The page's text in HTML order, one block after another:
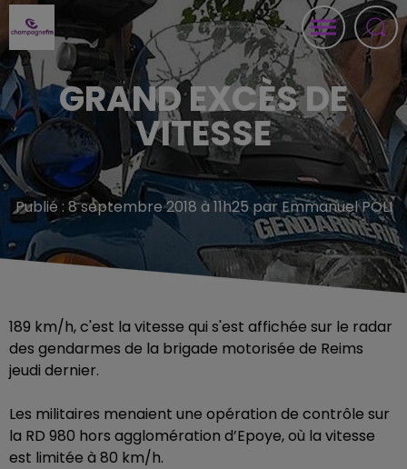
GRAND EXCÈS DE
VITESSE
Publié : 8 septembre 2018 à 11h25 par Emmanuel POLI
189 km/h, c'est la vitesse qui s'est affichée sur le radar
des gendarmes de la brigade motorisée de Reims
jeudi dernier.
Les militaires menaient une opération de contrôle sur
la RD 980 hors agglomération d’Epoye, où la vitesse
est limitée à 80 km/h.